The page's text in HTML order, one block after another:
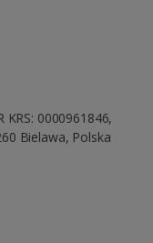
KRS: 0000961846,
Bielawa, Polska